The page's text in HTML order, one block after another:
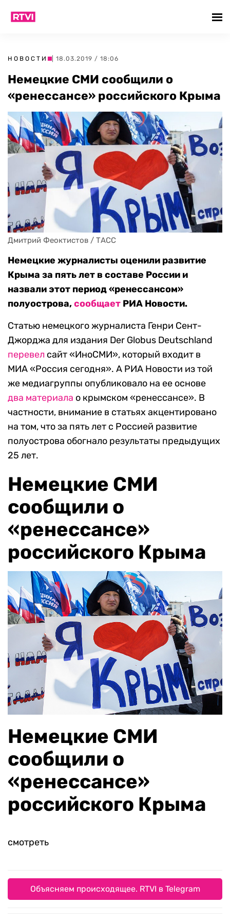
НОВОСТИ | 18.03.2019 / 18:06
Немецкие СМИ сообщили о
«ренессансе» российского Крыма
Дмитрий Феоктистов / ТАСС
Немецкие журналисты оценили развитие
Крыма за пять лет в составе России и
назвали этот период «ренессансом»
полуострова,сообщает РИА Новости.
Статью немецкого журналиста Генри Сент-
Джорджа для издания Der Globus Deutschland
перевел сайт «ИноСМИ», который входит в
МИА «Россия сегодня». А РИА Новости из той
же медиагруппы опубликовало на ее основе
два материала о крымском «ренессансе». В
частности, внимание в статьях акцентировано
на том, что за пять лет с Россией развитие
полуострова обогнало результаты предыдущих
25 лет.
Немецкие СМИ
сообщили о
«ренессансе»
российского Крыма
Немецкие СМИ
сообщили о
«ренессансе»
российского Крыма
смотреть
Объясняем происходящее. RTVI в Telegram